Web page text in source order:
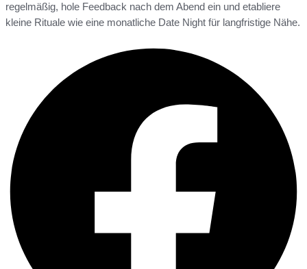
regelmäßig, hole Feedback nach dem Abend ein und etabliere
kleine Rituale wie eine monatliche Date Night für langfristige Nähe.